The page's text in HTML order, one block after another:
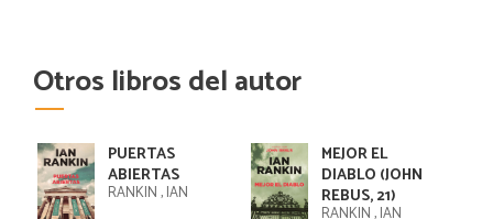
Otros libros del autor
PUERTAS
ABIERTAS
RANKIN , IAN
MEJOR EL
DIABLO (JOHN
REBUS, 21)
RANKIN , IAN